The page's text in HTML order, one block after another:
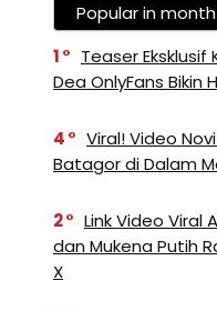
Popular in month
1
Teaser
Dea OnlyFans Bikin
4
Viral! Video
Batagor di Dalam
2
Link Video Viral
dan Mukena Putih
X